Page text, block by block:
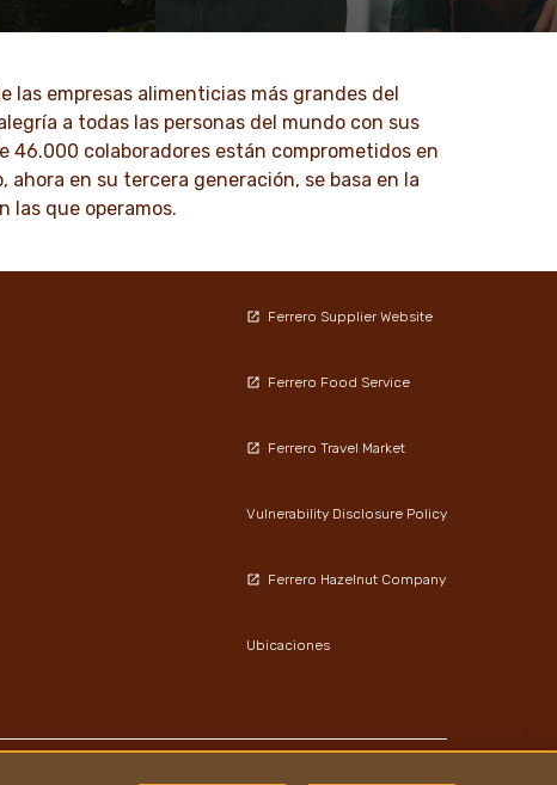
se
comunicados de prensa e hisotrias de
para descargar.
DESCUBRE MÁS
las empresas alimenticias más grandes del
a todas las personas del mundo con sus
46.000 colaboradores están comprometidos en
en su tercera generación, se basa en la
las que operamos.
Ferrero Supplier Website
Ferrero Food Service
Ferrero Travel Market
Vulnerability Disclosure Policy
Ferrero Hazelnut Company
Ubicaciones